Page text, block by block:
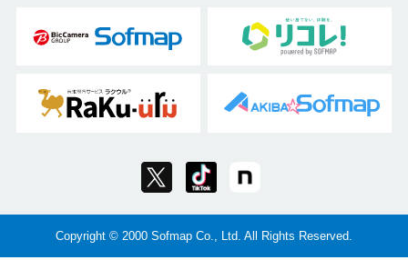
Copyright © 2000 Sofmap Co., Ltd. All Rights Reserved.